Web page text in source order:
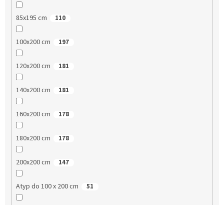
85x195 cm 110
100x200 cm 197
120x200 cm 181
140x200 cm 181
160x200 cm 178
180x200 cm 178
200x200 cm 147
Atyp do 100 x 200 cm 51